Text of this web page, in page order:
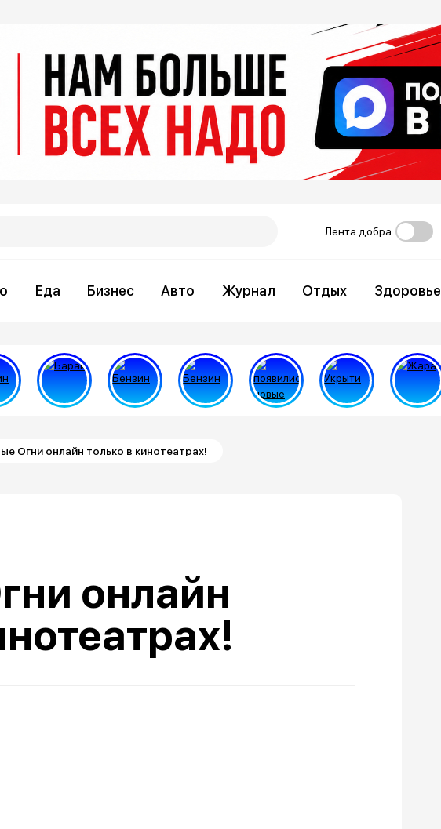
Лента добра
Еда Бизнес Авто Журнал Отдых Здоровье
Огни онлайн только в кинотеатрах!
онлайн